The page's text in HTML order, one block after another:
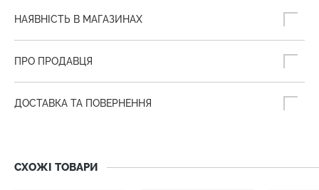
НАЯВНІСТЬ В МАГАЗИНАХ
ПРО ПРОДАВЦЯ
ДОСТАВКА ТА ПОВЕРНЕННЯ
СХОЖІ ТОВАРИ